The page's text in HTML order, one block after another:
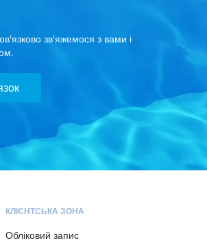
зв'яжемося з вами і
КЛІЄНТСЬКА ЗОНА
Обліковий запис